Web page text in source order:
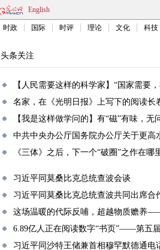
English
时政 国际 时评 理论 文化 科技
头条关注
【人民需要这样的科学家】“国家需要
名家，在《光明日报》上写下的阅读长
【我是这样做学问的】有“磁”有味，无
中共中央办公厅国务院办公厅关于更
《三体》之后，下一个“破圈”之作在哪
习近平同莫桑比克总统查波会谈
习近平同莫桑比克总统查波共同出席合
这场温暖的代际反哺，超越物质赡养
6.89亿人正在阅读数字“书页”——第五
习近平同沙特王储兼首相穆罕默德通电